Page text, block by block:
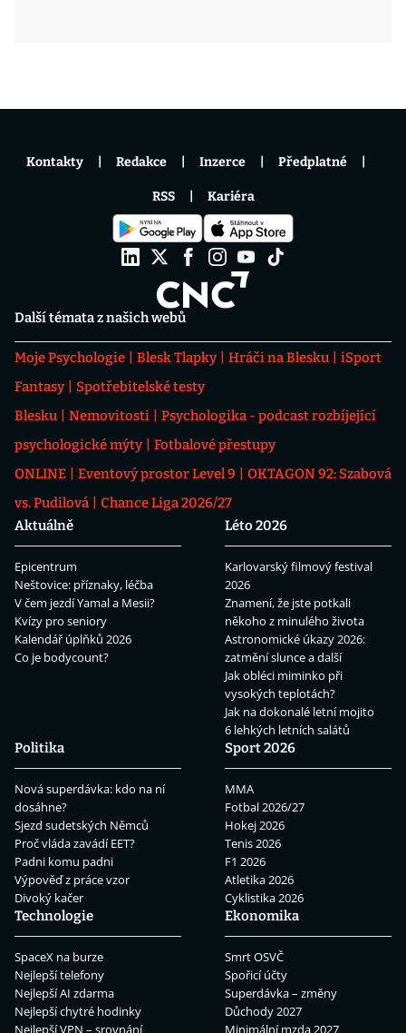
Další témata z našich webů
Moje Psychologie Blesk Tlapky Hráči na Blesku
iSport
Fantasy
Spotřebitelské testy
Blesku
Nemovitosti
Psychologika - podcast rozbíjející
psychologické mýty
Fotbalové přestupy
ONLINE
Eventový prostor Level 9
OKTAGON 92: Szabová
vs. Pudilová
Chance Liga 2026/27
Aktuálně
Epicentrum
Neštovice: příznaky, léčba
V čem jezdí Yamal a Mesii?
Kvízy pro seniory
Kalendář úplňků 2026
Co je bodycount?
Léto 2026
Karlovarský filmový festival
2026
Znamení, že jste potkali
někoho z minulého života
Astronomické úkazy 2026:
zatmění slunce a další
Jak obléci miminko při
vysokých teplotách?
Jak na dokonalé letní mojito
6 lehkých letních salátů
Politika
Nová superdávka: kdo na ní
dosáhne?
Sjezd sudetských Němců
Proč vláda zavádí EET?
Padni komu padni
Výpověď z práce vzor
Divoký kačer
Sport 2026
MMA
Fotbal 2026/27
Hokej 2026
Tenis 2026
F1 2026
Atletika 2026
Cyklistika 2026
Technologie
SpaceX na burze
Nejlepší telefony
Nejlepší AI zdarma
Nejlepší chytré hodinky
Nejlepší VPN – srovnání
Ekonomika
Smrt OSVČ
Spořicí účty
Superdávka – změny
Důchody 2027
Minimální mzda 2027
Kontakty Redakce Inzerce Předplatné
RSS Kariéra